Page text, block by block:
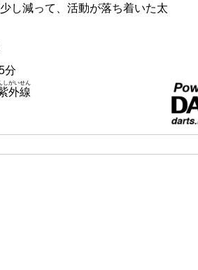
し減って、活動が落ち着いた太
分
外線
しがいせん